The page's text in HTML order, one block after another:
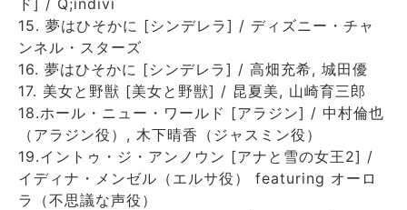
15. 夢はひそかに [シンデレラ] / ディズニー・チャ
ンネル・スターズ
16. 夢はひそかに [シンデレラ] / 高畑充希, 城田優
17. 美女と野獣 [美女と野獣] / 昆夏美, 山崎育三郎
18.ホール・ニュー・ワールド [アラジン] / 中村倫也
（アラジン役）, 木下晴香（ジャスミン役）
19.イントゥ・ジ・アンノウン [アナと雪の女王2] /
イディナ・メンゼル（エルサ役） featuring オーロ
ラ（不思議な声役）